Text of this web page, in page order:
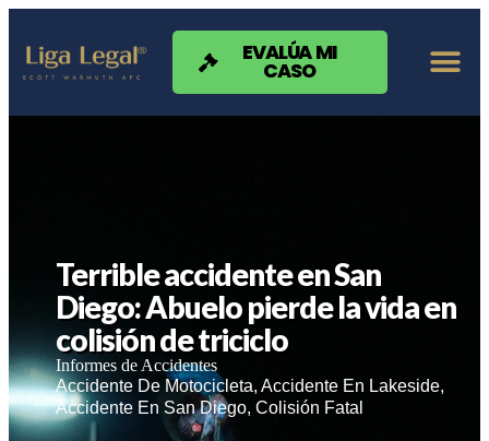
Nota:
sitio
web
EVALÚA MI
CASO
Terrible accidente en San
Diego: Abuelo pierde la vida en
colisión de triciclo
Informes de Accidentes
Accidente De Motocicleta,Accidente En Lakeside,
Accidente En San Diego,Colisión Fatal